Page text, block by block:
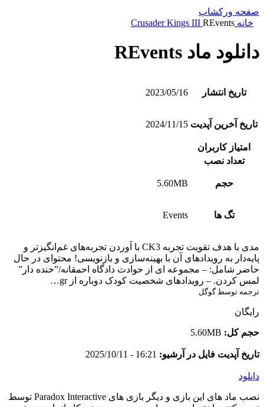
صفحه ورکشاپ
خانه
Crusader Kings III REvents
دانلود ماد REvents
تاریخ انتشار 2023/05/16
تاریخ آخرین آپدیت 2024/11/15
امتیاز کاربران
تعداد نصب
حجم 5.60MB
تگ ها Events
مدی با هدف تقویت تجربه CK3 با آوردن تجربه‌های غم‌انگیزتر و
پایه‌دار به رویدادهای آن با بهینه‌سازی و بازنویسی! محتوای در حال
حاضر شامل: – مجموعه ای از حوادث دادگاه احمقانه/”خنده دار”
لمس کردن. – رویدادهای شخصیت کودک دوباره از gr…
ترجمه توسط گوگل
رایگان
حجم کل: 5.60MB
تاریخ آپدیت فایل در آرشیو: 16:21 - 2025/10/11
دانلود
نصب ماد های این بازی و دیگر بازی های Paradox Interactive توسط